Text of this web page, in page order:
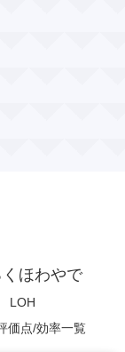
ほわやで
LOH
価点/効率一覧